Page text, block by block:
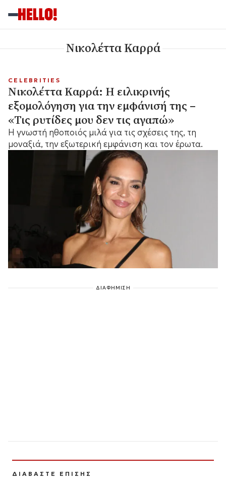
Νικολέττα Καρρά
CELEBRITIES
Νικολέττα Καρρά: Η ειλικρινής
εξομολόγηση για την εμφάνισή της –
«Τις ρυτίδες μου δεν τις αγαπώ»
Η γνωστή ηθοποιός μιλά για τις σχέσεις της, τη
μοναξιά, την εξωτερική εμφάνιση και τον έρωτα.
ΔΙΑΦΗΜΙΣΗ
ΔΙΑΒΑΣΤΕ ΕΠΙΣΗΣ